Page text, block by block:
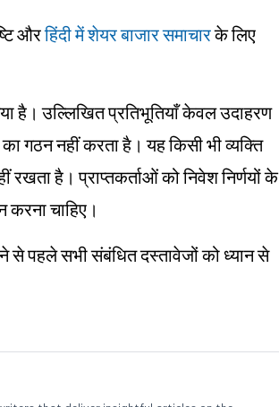
औरहिंदी में शेयर बाजार समाचारके लिए
है। उल्लिखित प्रतिभूतियाँ केवल उदाहरण
गठन नहीं करता है। यह किसी भी व्यक्ति
रखता है। प्राप्तकर्ताओं को निवेश निर्णयों के
चाहिए।
से पहले सभी संबंधित दस्तावेजों को ध्यान से